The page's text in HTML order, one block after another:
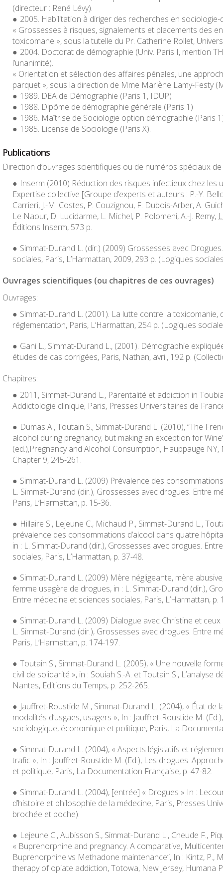
(directeur : René Lévy).
2005. Habilitation à diriger des recherches en
« Grossesses à risques, signalements et placements des
toxicomane », sous la tutelle du Pr. Catherine Rollet,
2004. Doctorat de démographie (Univ. Paris I, mention
l’unanimité).
« Orientation et sélection des affaires pénales, une
parquet », sous la direction de Mme Marlène Lamy-Festy
1989. DEA de Démographie (Paris 1, IDUP)
1988. Dipôme de démographie générale (Paris 1)
1986. Maîtrise de Sociologie option démographie (Paris
1985. License de Sociologie (Paris X).
Publications
Direction d’ouvrages scientifiques ou de numéros spéciaux
Inserm (2010) Réduction des risques infectieux chez les
Expertise collective [Groupe d’experts et auteurs : P.-Y.
Carrieri, J.-M. Costes, P. Couzignou, F. Dubois-Arber, A.
Le Naour, D. Lucidarme, L. Michel, P. Polomeni, A.-J. Remy,
Éditions Inserm, 573 p.
Simmat-Durand L. (dir.) (2009) Grossesses avec
sociales, Paris, L’Harmattan, 2009, 293 p. (Logiques
Ouvrages scientifiques (ou chapitres de ces ouvrages)
Ouvrages:
Simmat-Durand L. (2001). La lutte contre la toxicomanie,
réglementation, Paris, L’Harmattan, 254 p. (Logiques
Gani L., Simmat-Durand L., (2001). Démographie
études de cas corrigées, Paris, Nathan, avril, 192 p.
Chapitres:
2011, Simmat-Durand L., Parentalité et addiction in
Addictologie clinique, Paris, Presses Universitaires de
Dumas A., Toutain S., Simmat-Durand L. (2010), “The
alcohol during pregnancy, but making an exception for
(ed.),Pregnancy and Alcohol Consumption, Hauppauge NY,
Chapter 9, 245-261.
Simmat-Durand L. (2009) Prévalence des
L. Simmat-Durand (dir.), Grossesses avec drogues. Entre
Paris, L’Harmattan, p. 15-36.
Hillaire S., Lejeune C., Michaud P., Simmat-Durand L.,
prévalence des consommations d’alcool dans quatre
in : L. Simmat-Durand (dir.), Grossesses avec drogues.
sociales, Paris, L’Harmattan, p. 37-48.
Simmat-Durand L. (2009) Mère négligeante, mère
femme usagère de drogues, in : L. Simmat-Durand (dir.),
Entre médecine et sciences sociales, Paris, L’Harmattan, p.
Simmat-Durand L. (2009) Dialogue avec Christine et ceux
L. Simmat-Durand (dir.), Grossesses avec drogues. Entre
Paris, L’Harmattan, p. 174-197.
Toutain S., Simmat-Durand L. (2005), « Une nouvelle
civil de solidarité », in : Souiah S.-A. et Toutain S., L’analyse
Nantes, Editions du Temps, p. 252-265.
Jauffret-Roustide M., Simmat-Durand L. (2004), « État de
modalités d’usgaes, usagers », In : Jauffret-Roustide M.
sociologique, économique et politique, Paris, La
Simmat-Durand L. (2004), « Aspects législatifs et
trafic », In : Jauffret-Roustide M. (Ed.), Les drogues.
et politique, Paris, La Documentation Française, p. 47-82.
Simmat-Durand L. (2004), [entrée] « Drogues » In :
d’histoire et philosophie de la médecine, Paris, Presses
brochée et poche).
Lejeune C., Aubisson S., Simmat-Durand L., Cneude F.,
« Buprenorphine and pregnancy. A comparative,
Buprenorphine vs Methadone maintenance”, In : Kintz, P.,
therapy of opiate addiction, Totowa, New Jersey, Humana